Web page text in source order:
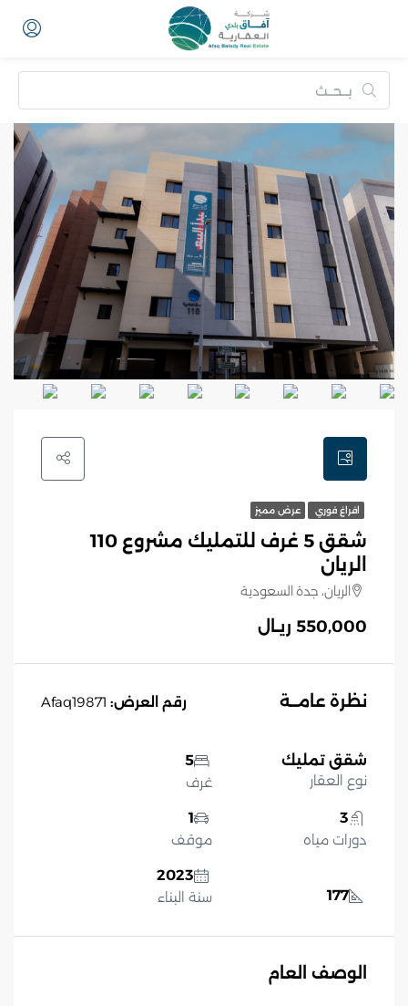
افراغ فوري عرض مميز
شقق 5 غرف للتمليك مشروع 110
الريان
الريان، جدة السعودية
550,000 ريـال
نظرة عامــة رقم العرض:
شقق تمليك
نوع العقار
5
غرف
3
دورات مياه
1
موقف
177
2023
سنة البناء
الوصف العام